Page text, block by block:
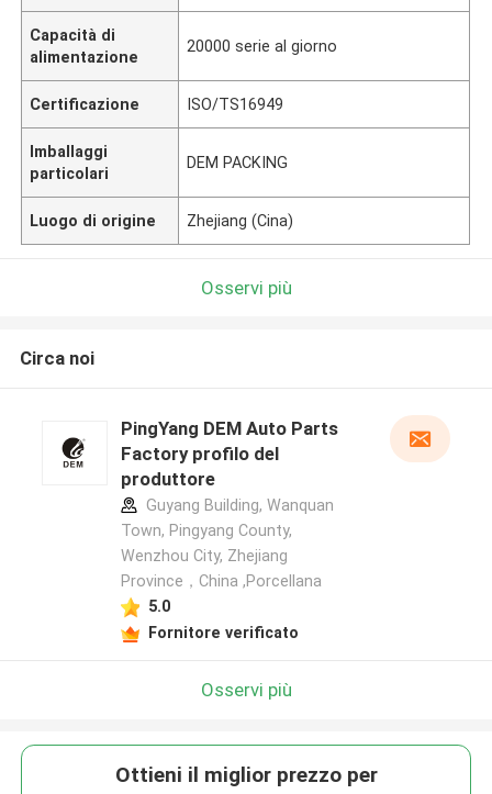
Capacità di
alimentazione
20000 serie al giorno
Certificazione ISO/TS16949
Imballaggi
particolari
DEM PACKING
Luogo di origine Zhejiang (Cina)
Osservi più
Circa noi
PingYang DEM Auto Parts
Factory profilo del
produttore
Guyang Building, Wanquan
Town, Pingyang County,
Wenzhou City, Zhejiang
Province，China ,Porcellana
5.0
Fornitore verificato
Osservi più
Ottieni il miglior prezzo per